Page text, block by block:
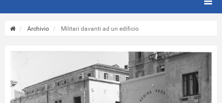
Archivio Militari davanti ad un edificio